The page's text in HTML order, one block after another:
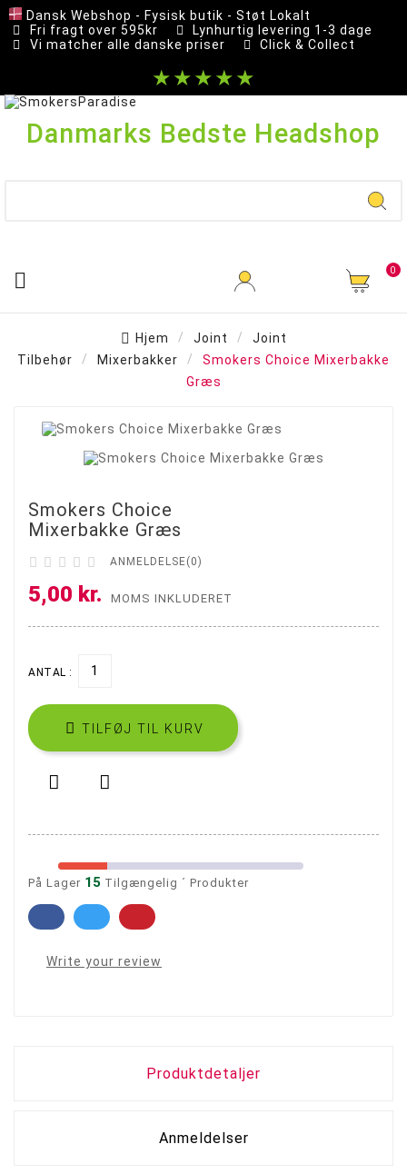
Dansk Webshop - Fysisk butik - Støt Lokalt
Fri fragt over 595kr
Lynhurtig levering 1-3 dage
Vi matcher alle danske priser
Click & Collect
★★★★★
Danmarks Bedste Headshop
 0
Hjem Joint
Joint
Tilbehør
Mixerbakker
Smokers Choice Mixerbakke
Græs
Smokers Choice
Mixerbakke Græs
     ANMELDELSE(0)
5,00 kr. MOMS INKLUDERET
ANTAL :
 TILFØJ TIL KURV
 
På Lager 15 Tilgængelig ´ Produkter
Write your review
Produktdetaljer
Anmeldelser